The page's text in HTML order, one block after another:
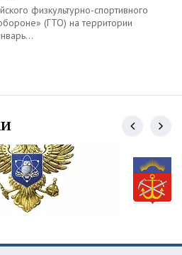
физкультурно-спортивного
(ГТО) на территории